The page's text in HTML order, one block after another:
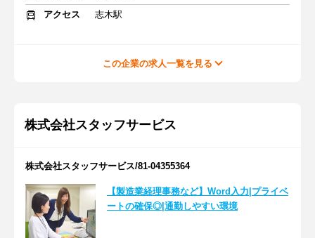
アクセス
志木駅
この企業の求人一覧を見る
株式会社スタッフサービス
株式会社スタッフサービス/81-04355364
【製造業経理事務など】Word入力|プライベ
ートの確保◎|通勤しやすい環境